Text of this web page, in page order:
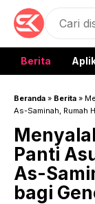
Langsung
Berita
Beranda » Berita »
As-Saminah, Rumah
Panti
As-
bagi